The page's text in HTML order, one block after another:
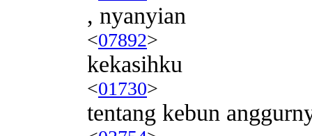
, nyanyian
<07892>
kekasihku
<01730>
tentang kebun